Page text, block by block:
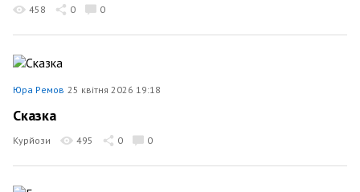
458 0 0
Юра Ремов 25 квітня 2026 19:18
Сказка
Курйози 495 0 0